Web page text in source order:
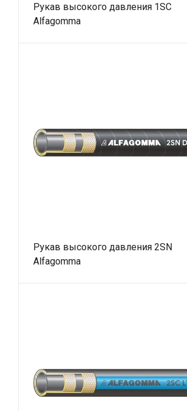
Рукав высокого давления 1SC
Alfagomma
Рукав высокого давления 2SN
Alfagomma